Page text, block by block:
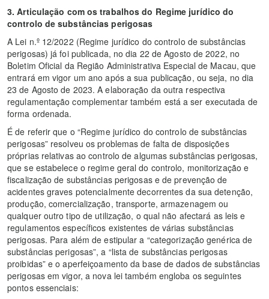
3. Articulação com os trabalhos do Regime jurídico do
controlo de substâncias perigosas
A Lei n.º 12/2022 (Regime jurídico do controlo de substâncias
perigosas) já foi publicada, no dia 22 de Agosto de 2022, no
Boletim Oficial da Região Administrativa Especial de Macau, que
entrará em vigor um ano após a sua publicação, ou seja, no dia
23 de Agosto de 2023. A elaboração da outra respectiva
regulamentação complementar também está a ser executada de
forma ordenada.
É de referir que o “Regime jurídico do controlo de substâncias
perigosas” resolveu os problemas de falta de disposições
próprias relativas ao controlo de algumas substâncias perigosas,
que se estabelece o regime geral do controlo, monitorização e
fiscalização de substâncias perigosas e de prevenção de
acidentes graves potencialmente decorrentes da sua detenção,
produção, comercialização, transporte, armazenagem ou
qualquer outro tipo de utilização, o qual não afectará as leis e
regulamentos específicos existentes de várias substâncias
perigosas. Para além de estipular a “categorização genérica de
substâncias perigosas”, a “lista de substâncias perigosas
proibidas” e o aperfeiçoamento da base de dados de substâncias
perigosas em vigor, a nova lei também engloba os seguintes
pontos essenciais: